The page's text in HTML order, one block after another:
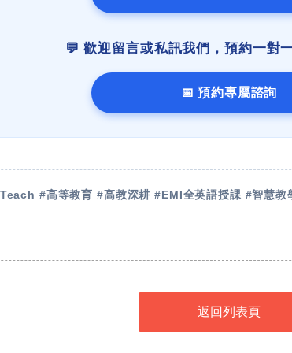
💬 歡迎留言或私訊我們，預約一對
📅 預約專屬諮詢
#高等教育 #高教深耕 #EMI全英語授課 #智慧
返回列表頁